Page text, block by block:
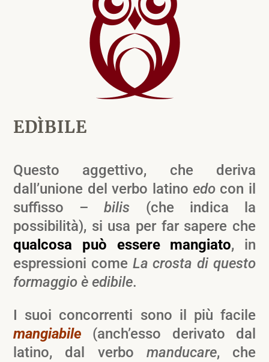
EDÌBILE
Questo aggettivo, che deriva
dall’unione del verbo latino edocon il
suffisso –bilis (che indica la
possibilità), si usa per far sapere che
qualcosa può essere mangiato, in
espressioni come La crosta di questo
formaggio è edibile.
I suoi concorrenti sono il più facile
mangiabile (anch’esso derivato dal
latino, dal verbo manducare, che